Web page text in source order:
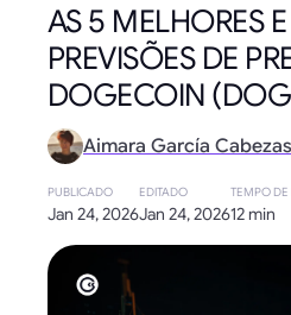
AS 5 MELHORES
PREVISÕES DE
DOGECOIN
Aimara García Cabezas
PUBLICADO
Jan 24, 2026
EDITADO
Jan 24, 2026
TEMPO DE
12 min